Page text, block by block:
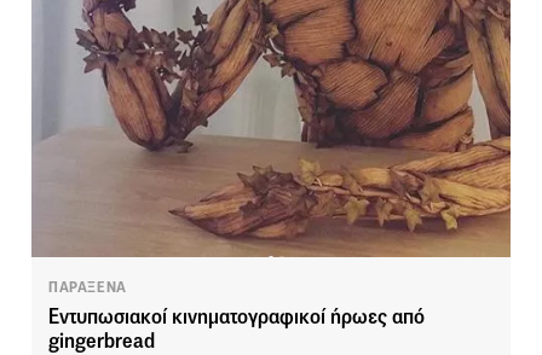
ΠΑΡΑΞΕΝΑ
Εντυπωσιακοί κινηματογραφικοί ήρωες από
gingerbread